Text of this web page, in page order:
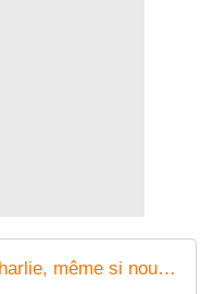
Nous ne sommes pas tous Charlie, même si nous sommes athées, matérialistes (...) - mondialisme.org